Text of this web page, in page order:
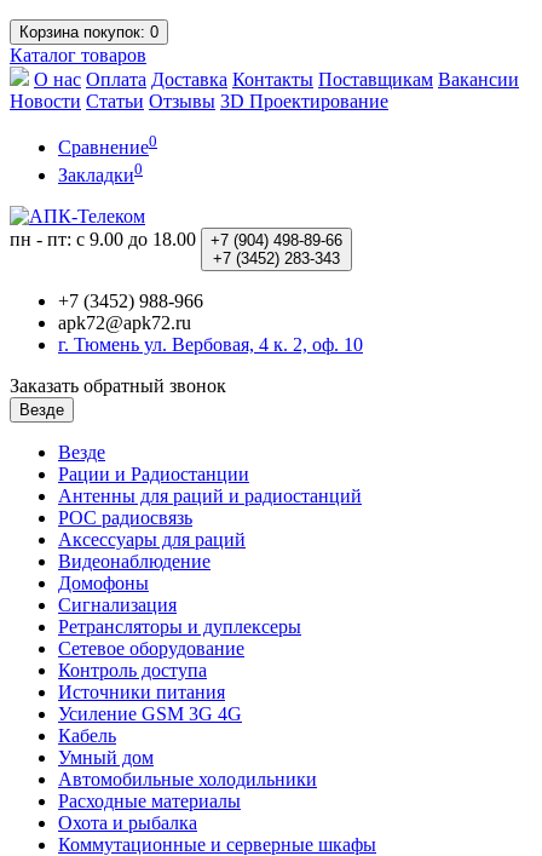
Корзинапокупок: 0
Каталог товаров
О нас Оплата Доставка Контакты Поставщикам Вакансии
Новости Статьи Отзывы 3D Проектирование
Сравнение0
Закладки0
пн - пт: с 9.00 до 18.00 +7 (904) 498-89-66
+7 (3452) 283-343
+7 (3452) 988-966
apk72@apk72.ru
г. Тюмень ул. Вербовая, 4 к. 2, оф. 10
Заказать обратный звонок
Везде
Везде
Рации и Радиостанции
Антенны для раций и радиостанций
POC радиосвязь
Аксессуары для раций
Видеонаблюдение
Домофоны
Сигнализация
Ретрансляторы и дуплексеры
Сетевое оборудование
Контроль доступа
Источники питания
Усиление GSM 3G 4G
Кабель
Умный дом
Автомобильные холодильники
Расходные материалы
Охота и рыбалка
Коммутационные и серверные шкафы